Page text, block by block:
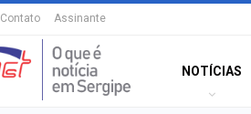
Contato Assinante
NOTÍCIAS